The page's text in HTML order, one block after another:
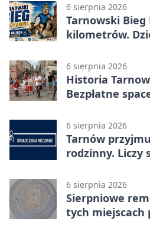
6 sierpnia 2026
Tarnowski
kilometrów.
6 sierpnia 2026
Historia
Bezpłatne
6 sierpnia 2026
Tarnów
rodzinny. Liczy
6 sierpnia 2026
Sierpniowe
tych miejscach